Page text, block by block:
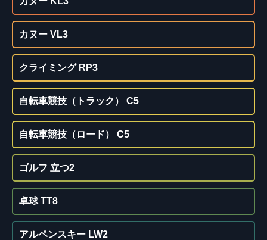
カヌー VL3
クライミング RP3
自転車競技（トラック） C5
自転車競技（ロード） C5
ゴルフ 立つ2
卓球 TT8
アルペンスキー LW2